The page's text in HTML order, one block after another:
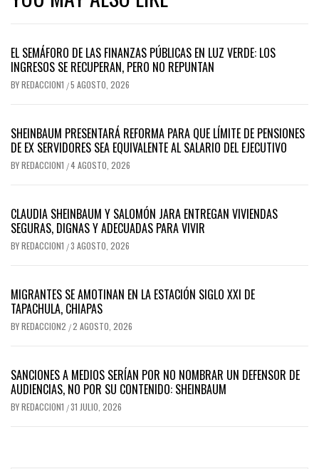
EL SEMÁFORO DE LAS FINANZAS PÚBLICAS EN LUZ VERDE: LOS
INGRESOS SE RECUPERAN, PERO NO REPUNTAN
BYREDACCION1 /5 AGOSTO, 2026
SHEINBAUM PRESENTARÁ REFORMA PARA QUE LÍMITE DE PENSIONES
DE EX SERVIDORES SEA EQUIVALENTE AL SALARIO DEL EJECUTIVO
BYREDACCION1 /4 AGOSTO, 2026
CLAUDIA SHEINBAUM Y SALOMÓN JARA ENTREGAN VIVIENDAS
SEGURAS, DIGNAS Y ADECUADAS PARA VIVIR
BYREDACCION1 /3 AGOSTO, 2026
MIGRANTES SE AMOTINAN EN LA ESTACIÓN SIGLO XXI DE
TAPACHULA, CHIAPAS
BYREDACCION2 /2 AGOSTO, 2026
SANCIONES A MEDIOS SERÍAN POR NO NOMBRAR UN DEFENSOR DE
AUDIENCIAS, NO POR SU CONTENIDO: SHEINBAUM
BYREDACCION1 /31 JULIO, 2026